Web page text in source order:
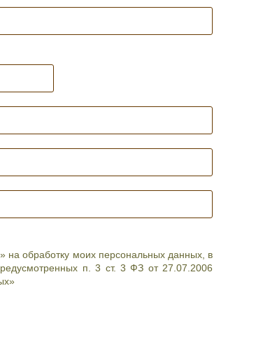
обработку моих персональных данных, в
п. 3 ст. 3 ФЗ от 27.07.2006